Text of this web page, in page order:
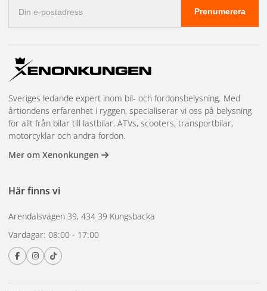
LED Arbetslampa, vilket ger dig extra trygghet när du
investerar i denna belysningslösning.
postadress
Prenumerera
Sveriges ledande expert inom bil- och fordonsbelysning. Med
årtiondens erfarenhet i ryggen, specialiserar vi oss på belysning
för allt från bilar till lastbilar, ATVs, scooters, transportbilar,
motorcyklar och andra fordon.
Mer om Xenonkungen
Här finns vi
Arendalsvägen 39, 434 39 Kungsbacka
Vardagar: 08:00 - 17:00